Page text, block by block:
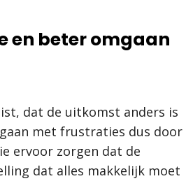
en beter omgaan
dat de uitkomst anders is
met frustraties dus door
ervoor zorgen dat de
dat alles makkelijk moet